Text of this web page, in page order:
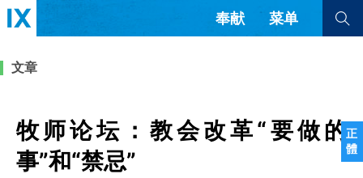
正
體
奉献 菜单
来信
查看全部
查看全部
文章
牧师论坛：教会改革“要做的
事”和“禁忌”